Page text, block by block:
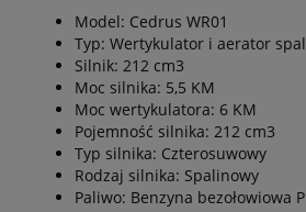
Model: Cedrus WR01
Typ: Wertykulator i aerator
Silnik: 212 cm3
Moc silnika: 5,5 KM
Moc wertykulatora: 6 KM
Pojemność silnika: 212 cm3
Typ silnika: Czterosuwowy
Rodzaj silnika: Spalinowy
Paliwo: Benzyna bezołowiowa